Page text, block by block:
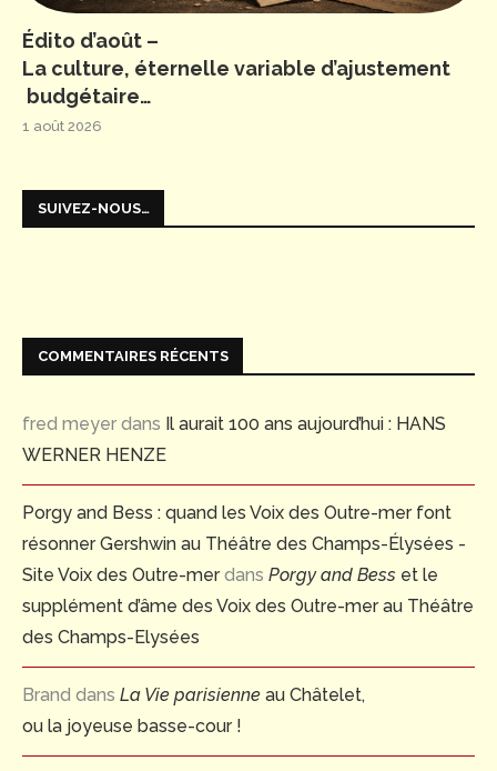
Édito d’août –
La culture, éternelle variable d’ajustement
budgétaire…
1 août 2026
SUIVEZ-NOUS…
COMMENTAIRES RÉCENTS
fred meyer dans Il aurait 100 ans aujourd’hui : HANS
WERNER HENZE
Porgy and Bess : quand les Voix des Outre-mer font
résonner Gershwin au Théâtre des Champs-Élysées -
Site Voix des Outre-merdans Porgy and Bess et le
supplément d’âme des Voix des Outre-mer au Théâtre
des Champs-Elysées
Brand dans La Vie parisienne au Châtelet,
ou la joyeuse basse-cour !